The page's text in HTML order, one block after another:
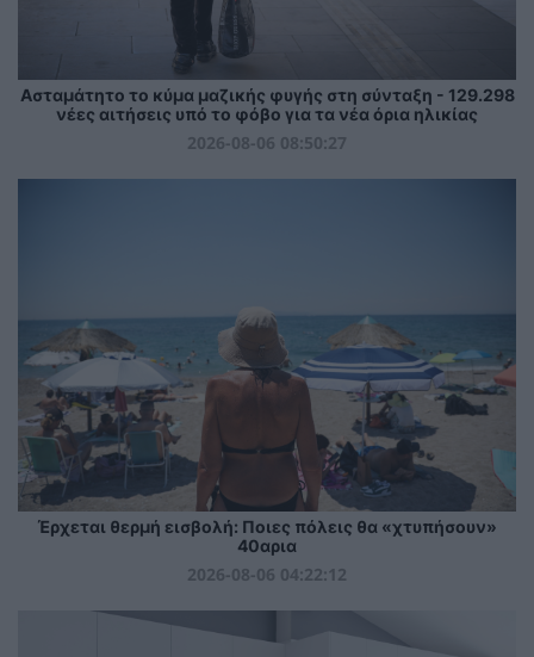
Ασταμάτητο το κύμα μαζικής φυγής στη σύνταξη - 129.298
νέες αιτήσεις υπό το φόβο για τα νέα όρια ηλικίας
2026-08-06 08:50:27
Έρχεται θερμή εισβολή: Ποιες πόλεις θα «χτυπήσουν»
40αρια
2026-08-06 04:22:12